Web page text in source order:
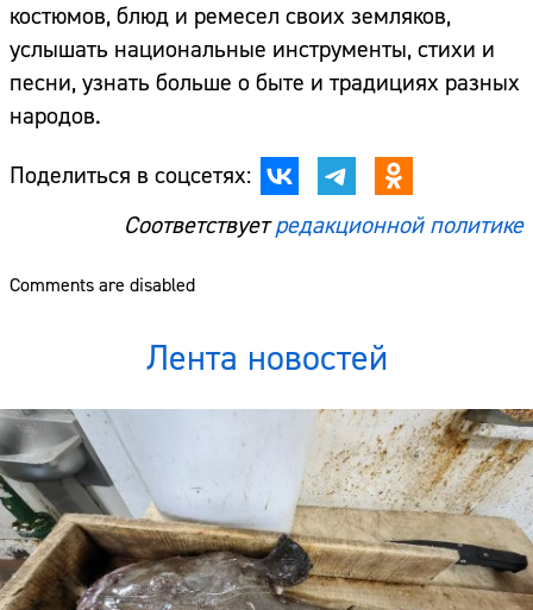
костюмов, блюд и ремесел своих земляков,
услышать национальные инструменты, стихи и
песни, узнать больше о быте и традициях разных
народов.
Поделиться в соцсетях:
Соответствуетредакционной политике
Comments are disabled
Лента новостей